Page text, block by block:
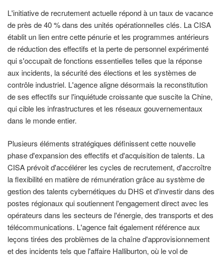
L'initiative de recrutement actuelle répond à un taux de vacance
de près de 40 % dans des unités opérationnelles clés. La CISA
établit un lien entre cette pénurie et les programmes antérieurs
de réduction des effectifs et la perte de personnel expérimenté
qui s'occupait de fonctions essentielles telles que la réponse
aux incidents, la sécurité des élections et les systèmes de
contrôle industriel. L'agence aligne désormais la reconstitution
de ses effectifs sur l'inquiétude croissante que suscite la Chine,
qui cible les infrastructures et les réseaux gouvernementaux
dans le monde entier.
Plusieurs éléments stratégiques définissent cette nouvelle
phase d'expansion des effectifs et d'acquisition de talents. La
CISA prévoit d'accélérer les cycles de recrutement, d'accroître
la flexibilité en matière de rémunération grâce au système de
gestion des talents cybernétiques du DHS et d'investir dans des
postes régionaux qui soutiennent l'engagement direct avec les
opérateurs dans les secteurs de l'énergie, des transports et des
télécommunications. L'agence fait également référence aux
leçons tirées des problèmes de la chaîne d'approvisionnement
et des incidents tels que l'affaire Halliburton, où le vol de